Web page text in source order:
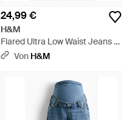
24,99 €
H&M
Flared Ultra Low Waist Jeans -
BlauVon H&M